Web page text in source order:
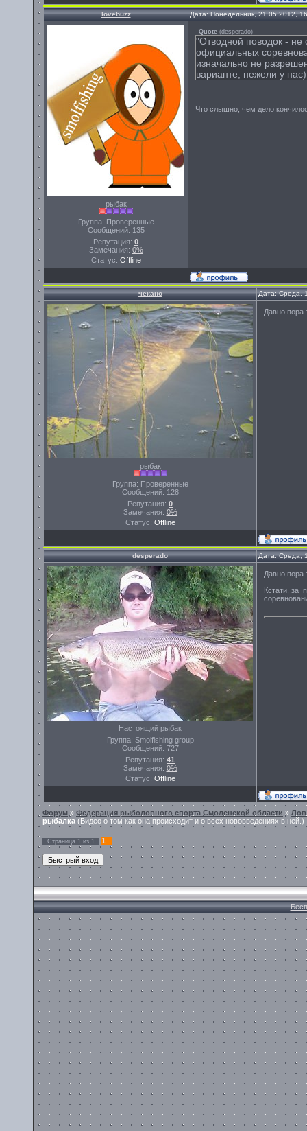
lovebuzz Дата: Понедельник, 21.05.2012,
рыбак
Группа: Проверенные
Сообщений: 135
Репутация: 0
Замечания: 0%
Статус: Offline
Quote (desperado)
"Отводной поводок - не
официальных
изначально не
варианте, нежели у
Что слышно, чем дело
чекано Дата: Среда,
рыбак
Группа: Проверенные
Сообщений: 128
Репутация: 0
Замечания: 0%
Статус: Offline
Давно пора
desperado Дата: Среда,
Настоящий рыбак
Группа: Smolfishing group
Сообщений: 727
Репутация: 41
Замечания: 0%
Статус: Offline
Давно пора
Кстати, за
Форум » Федерация рыболовного спорта Смоленской области »
рыбалка (Видео о том как она происходит и о всех нововведениях в ней.)
Страница 1 из 1 1